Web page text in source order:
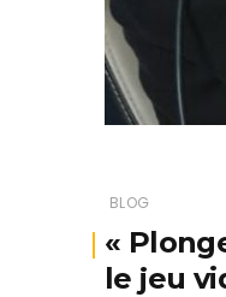
BLOG
«
le jeu